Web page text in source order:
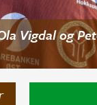
Vigdal og